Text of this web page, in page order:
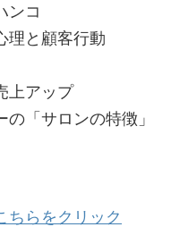
ンコ
理と顧客行動
上アップ
「サロンの特徴」
ちらをクリック